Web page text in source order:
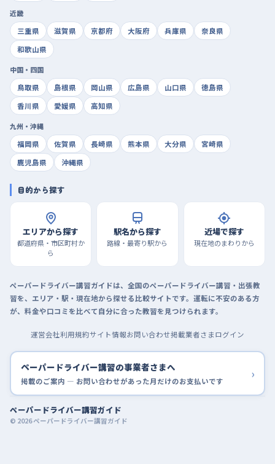
近畿
三重県
滋賀県 京都府 大阪府 兵庫県
奈良県
和歌山県
中国・四国
鳥取県
島根県 岡山県 広島県 山口県
徳島県
香川県
愛媛県 高知県
九州・沖縄
福岡県
佐賀県 長崎県 熊本県 大分県
宮崎県
鹿児島県
沖縄県
目的から探す
エリアから探す
都道府県・市区町村か
ら
駅名から探す
路線・最寄り駅から
近場で探す
現在地のまわりから
ペーパードライバー講習ガイドは、全国のペーパードライバー講習・出張教
習を、エリア・駅・現在地から探せる比較サイトです。運転に不安のある方
が、料金や口コミを比べて自分に合った教習を見つけられます。
運営会社利用規約サイト情報お問い合わせ掲載業者さまログイン
ペーパードライバー講習の事業者さまへ
掲載のご案内 — お問い合わせがあった月だけのお支払いです ›
ペーパードライバー講習ガイド
© 2026 ペーパードライバー講習ガイド